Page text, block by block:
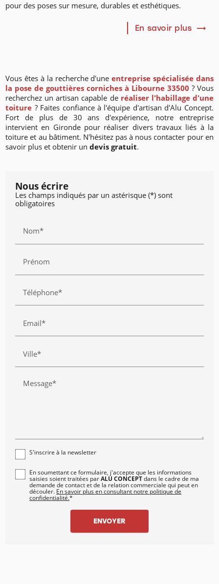
pour des poses sur mesure, durables et esthétiques.
En savoir plus
Vous êtes à la recherche d'uneentreprise spécialisée dans
la pose de gouttières corniches à Libourne 33500 ? Vous
recherchez un artisan capable de réaliser l'habillage d'une
toiture ? Faites confiance à l'équipe d'artisan d'Alu Concept.
Fort de plus de 30 ans d'expérience, notre entreprise
intervient en Gironde pour réaliser divers travaux liés à la
toiture et au bâtiment. N'hésitez pas à nous contacter pour en
savoir plus et obtenir undevis gratuit.
Nous écrire
Les champs indiqués par un astérisque (*) sont
obligatoires
Nom*
Prénom
Téléphone*
Email*
Ville*
Message*
S'inscrire à la newsletter
En soumettant ce formulaire, j'accepte que les informations
saisies soient traitées parALU CONCEPTdans le cadre de ma
demande de contact et de la relation commerciale qui peut en
découler. En savoir plus en consultant notre politique de
confidentialité.*